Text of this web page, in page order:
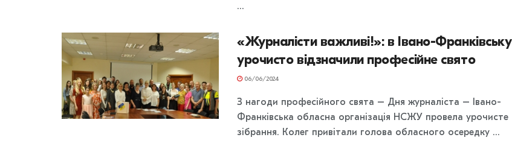
...
«Журналісти важливі!»: в Івано-Франківську
урочисто відзначили професійне свято
06/06/2024
З нагоди професійного свята – Дня журналіста – Івано-
Франківська обласна організація НСЖУ провела урочисте
зібрання. Колег привітали голова обласного осередку ...